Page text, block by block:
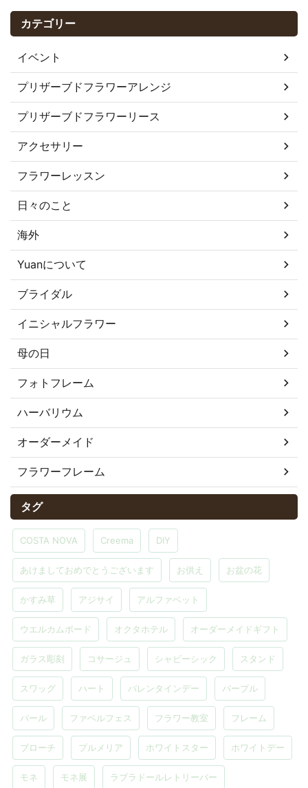
カテゴリー
イベント
プリザーブドフラワーアレンジ
プリザーブドフラワーリース
アクセサリー
フラワーレッスン
日々のこと
海外
Yuanについて
ブライダル
イニシャルフラワー
母の日
フォトフレーム
ハーバリウム
オーダーメイド
フラワーフレーム
タグ
COSTA NOVA Creema DIY
あけましておめでとうございます お供え お盆の花
かすみ草 アジサイ アルファベット
ウエルカムボード オクタホテル オーダーメイドギフト
ガラス彫刻 コサージュ シャビーシック スタンド
スワッグ ハート バレンタインデー パープル
パール ファベルフェス フラワー教室 フレーム
ブローチ プルメリア ホワイトスター ホワイトデー
モネ モネ展 ラブラドールレトリーバー